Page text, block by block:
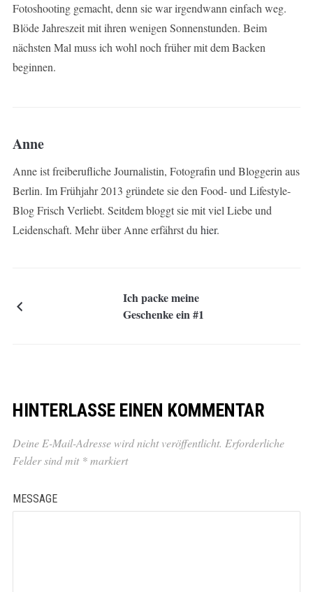
Fotoshooting gemacht, denn sie war irgendwann einfach weg.
Blöde Jahreszeit mit ihren wenigen Sonnenstunden. Beim
nächsten Mal muss ich wohl noch früher mit dem Backen
beginnen.
Anne
Anne ist freiberufliche Journalistin, Fotografin und Bloggerin aus
Berlin. Im Frühjahr 2013 gründete sie den Food- und Lifestyle-
Blog Frisch Verliebt. Seitdem bloggt sie mit viel Liebe und
Leidenschaft. Mehr über Anne erfährst du hier.
Ich packe meine
Geschenke ein #1
HINTERLASSE EINEN KOMMENTAR
Deine E-Mail-Adresse wird nicht veröffentlicht. Erforderliche
Felder sind mit *markiert
MESSAGE